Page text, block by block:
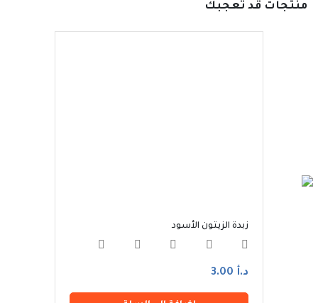
منتجات قد تعجبك
زبدة الزيتون الأسود
د.أ 3.00